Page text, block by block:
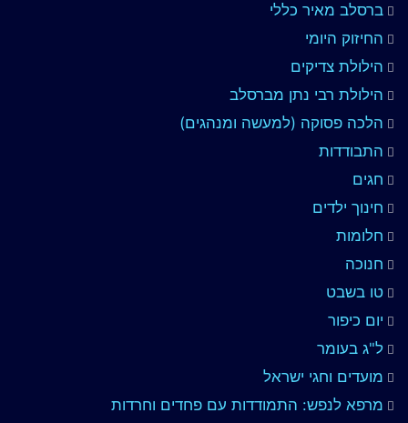
ברסלב מאיר כללי
החיזוק היומי
הילולת צדיקים
הילולת רבי נתן מברסלב
הלכה פסוקה (למעשה ומנהגים)
התבודדות
חגים
חינוך ילדים
חלומות
חנוכה
טו בשבט
יום כיפור
ל"ג בעומר
מועדים וחגי ישראל
מרפא לנפש: התמודדות עם פחדים וחרדות